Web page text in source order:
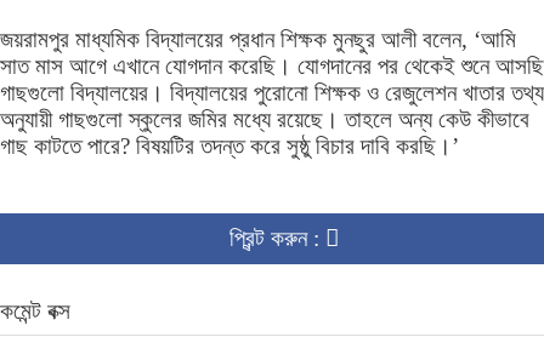
জয়রামপুর মাধ্যমিক বিদ্যালয়ের প্রধান শিক্ষক মুনছুর আলী বলেন, ‘আমি
সাত মাস আগে এখানে যোগদান করেছি। যোগদানের পর থেকেই শুনে আসছি
গাছগুলো বিদ্যালয়ের। বিদ্যালয়ের পুরোনো শিক্ষক ও রেজুলেশন খাতার তথ্য
অনুযায়ী গাছগুলো স্কুলের জমির মধ্যে রয়েছে। তাহলে অন্য কেউ কীভাবে
গাছ কাটতে পারে? বিষয়টির তদন্ত করে সুষ্ঠু বিচার দাবি করছি।’
প্রিন্ট করুন :
কমেন্ট বক্স